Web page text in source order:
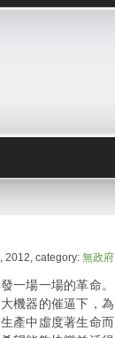
2012, category: 無政府
一場一場的革命。
機器的催逼下，為
產中虛度著生命而